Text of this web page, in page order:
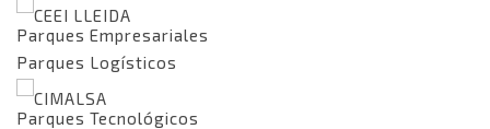
CEEI LLEIDA
Parques Empresariales
Parques Logísticos
CIMALSA
Parques Tecnológicos